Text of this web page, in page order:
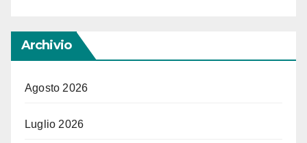
Archivio
Agosto 2026
Luglio 2026